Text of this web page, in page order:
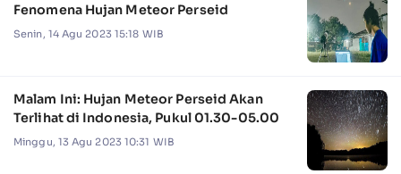
Fenomena Hujan Meteor Perseid
Senin, 14 Agu 2023 15:18 WIB
Malam Ini: Hujan Meteor Perseid Akan
Terlihat di Indonesia, Pukul 01.30-05.00
Minggu, 13 Agu 2023 10:31 WIB